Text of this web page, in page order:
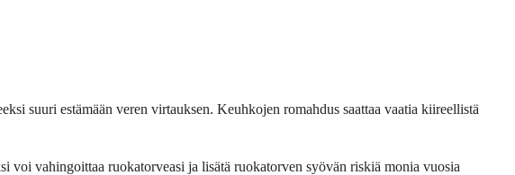
suuri estämään veren virtauksen. Keuhkojen romahdus saattaa vaatia kiireellistä
voi vahingoittaa ruokatorveasi ja lisätä ruokatorven syövän riskiä monia vuosia